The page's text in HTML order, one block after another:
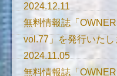
2024.12.11
無料情報誌「
vol.77」を発行いたし
2024.11.05
無料情報誌「